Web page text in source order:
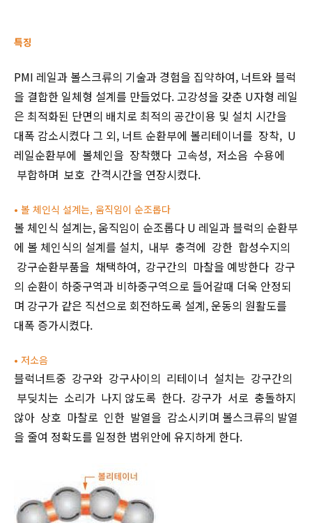
특징
PMI 레일과 볼스크류의 기술과 경험을 집약하여, 너트와 블럭
을 결합한 일체형 설계를 만들었다. 고강성을 갖춘 U자형 레일
은 최적화된 단면의 배치로 최적의 공간이용 및 설치 시간을
대폭 감소시켰다 그 외, 너트 순환부에 볼리테이너를 장착, U
레일순환부에 볼체인을 장착했다 고속성, 저소음 수용에
부합하며 보호 간격시간을 연장시켰다.
• 볼 체인식 설계는, 움직임이 순조롭다
볼 체인식 설계는, 움직임이 순조롭다 U 레일과 블럭의 순환부
에 볼 체인식의 설계를 설치, 내부 충격에 강한 합성수지의
강구순환부품을 채택하여, 강구간의 마찰을 예방한다 강구
의 순환이 하중구역과 비하중구역으로 들어갈때 더욱 안정되
며 강구가 같은 직선으로 회전하도록 설계, 운동의 원활도를
대폭 증가시켰다.
• 저소음
블럭너트중 강구와 강구사이의 리테이너 설치는 강구간의
부딪치는 소리가 나지 않도록 한다. 강구가 서로 충돌하지
않아 상호 마찰로 인한 발열을 감소시키며 볼스크류의 발열
을 줄여 정확도를 일정한 범위안에 유지하게 한다.